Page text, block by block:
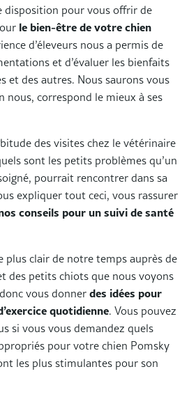
disposition pour vous offrir de
le bien-être de votre chien
d’éleveurs nous a permis de
et d’évaluer les bienfaits
et des autres. Nous saurons vous
nous, correspond le mieux à ses
des visites chez le vétérinaire
sont les petits problèmes qu’un
pourrait rencontrer dans sa
expliquer tout ceci, vous rassurer
conseils pour un suivi de santé
plus clair de notre temps auprès de
des petits chiots que nous voyons
vous donnerdes idées pour
quotidienne. Vous pouvez
si vous vous demandez quels
pour votre chien Pomsky
les plus stimulantes pour son